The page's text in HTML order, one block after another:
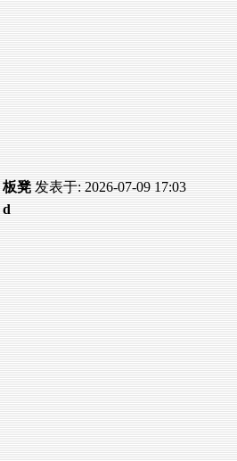
板凳 发表于: 2026-07-09 17:03
d